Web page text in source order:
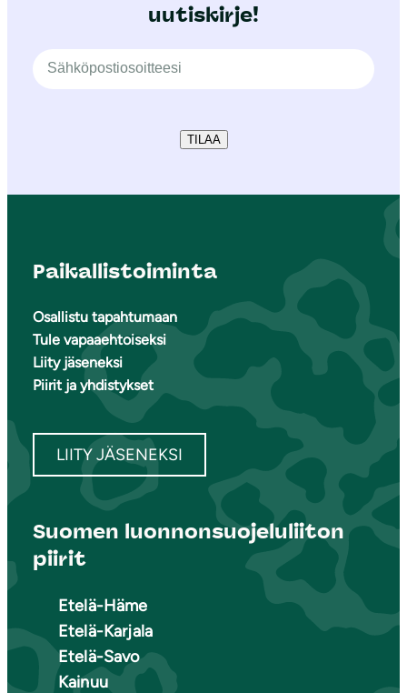
uutiskirje!
TILAA
Paikallistoiminta
Osallistu tapahtumaan
Tule vapaaehtoiseksi
Liity jäseneksi
Piirit ja yhdistykset
LIITY JÄSENEKSI
Suomen luonnonsuojeluliiton
piirit
Etelä-Häme
Etelä-Karjala
Etelä-Savo
Kainuu